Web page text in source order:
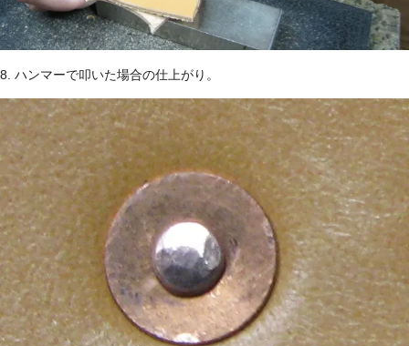
8. ハンマーで叩いた場合の仕上がり。